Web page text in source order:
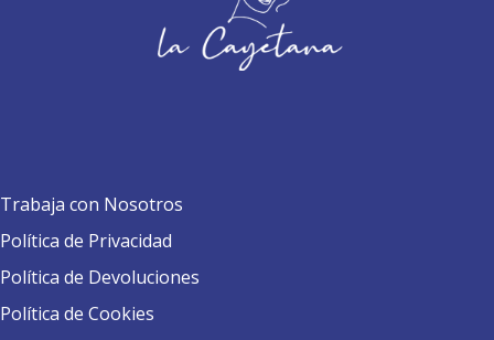
Trabaja con Nosotros
Política de Privacidad
Política de Devoluciones
Política de Cookies